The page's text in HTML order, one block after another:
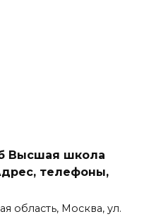
Высшая школа
телефоны,
область, Москва, ул.